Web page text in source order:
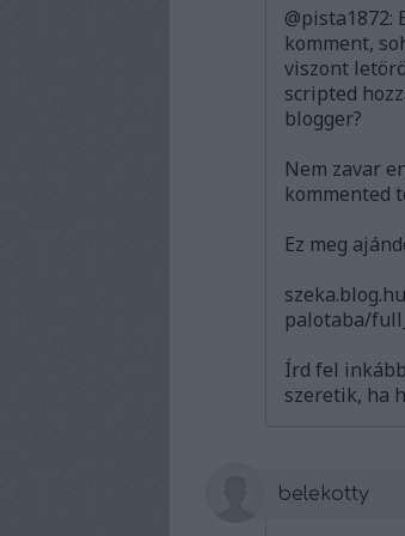
@pista1872:
komment,
viszont
scripted
blogger?
Nem zavar
kommented
Ez meg
palotaba/
Írd fel
szeretik, ha
belekotty